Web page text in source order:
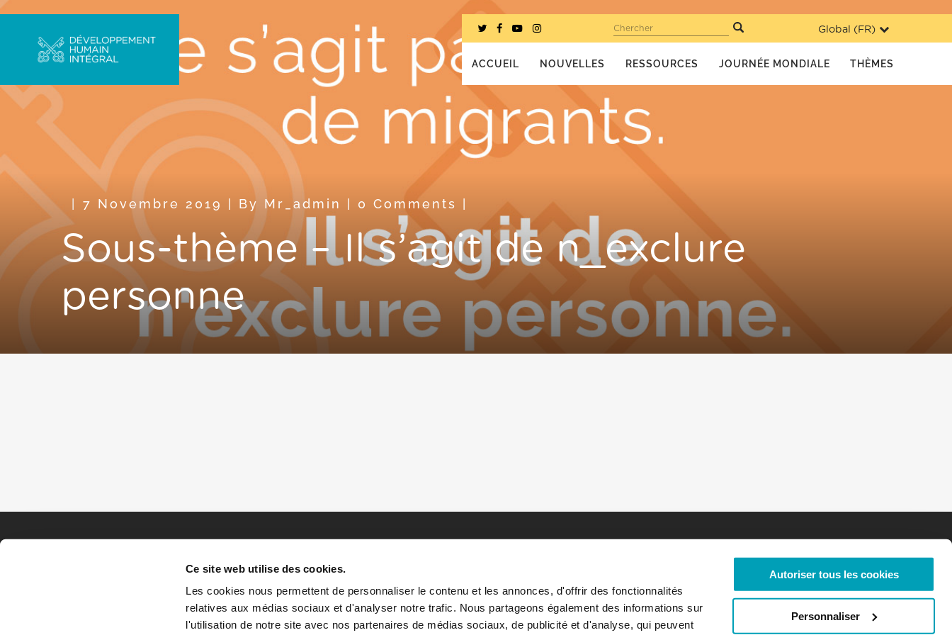
Ce site web utilise des cookies.
Les cookies nous permettent de personnaliser le contenu et les annonces, d'offrir des fonctionnalités
relatives aux médias sociaux et d'analyser notre trafic. Nous partageons également des informations sur
l'utilisation de notre site avec nos partenaires de médias sociaux, de publicité et d'analyse, qui peuvent
Autoriser tous les cookies
Personnaliser
Global (FR)
Chercher
ACCUEIL NOUVELLES RESSOURCES JOURNÉE MONDIALE THÈMES
7 Novembre 2019 By Mr_admin 0 Comments
Sous-thème – Il s’agit de n_exclure
personne
HOME HISTOIRES RESSOURCES